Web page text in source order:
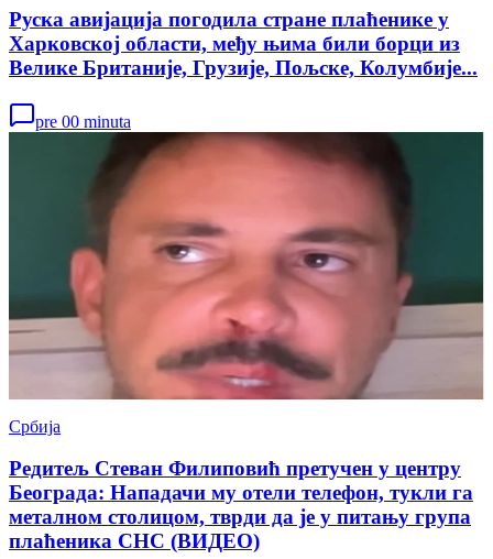
Руска авијација погодила стране плаћенике у
Харковској области, међу њима били борци из
Велике Британије, Грузије, Пољске, Колумбије...
pre 00 minuta
Србија
Редитељ Стеван Филиповић претучен у центру
Београда: Нападачи му отели телефон, тукли га
металном столицом, тврди да је у питању група
плаћеника СНС (ВИДЕО)